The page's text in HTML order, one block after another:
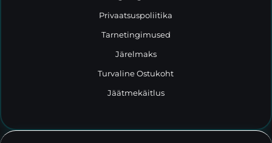
Privaatsuspoliitika
Tarnetingimused
Järelmaks
Turvaline Ostukoht
Jäätmekäitlus